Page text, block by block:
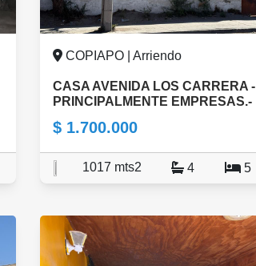
COPIAPO | Arriendo
CASA AVENIDA LOS CARRERA -
PRINCIPALMENTE EMPRESAS.-
$ 1.700.000
1017 mts2 4 5